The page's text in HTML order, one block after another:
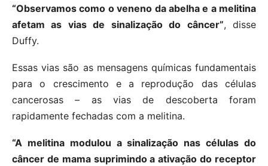
“Observamos como o veneno da abelha e a melitina
afetam as vias de sinalização do câncer”, disse
Duffy.
Essas vias são as mensagens químicas fundamentais
para o crescimento e a reprodução das células
cancerosas – as vias de descoberta foram
rapidamente fechadas com a melitina.
“A melitina modulou a sinalização nas células do
câncer de mama suprimindo a ativação do receptor